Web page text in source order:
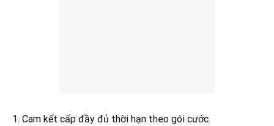
Cam kết cấp đầy đủ thời hạn theo gói cước.